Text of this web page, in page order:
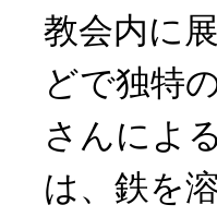
教会内に
どで独特
さんによ
は、鉄を